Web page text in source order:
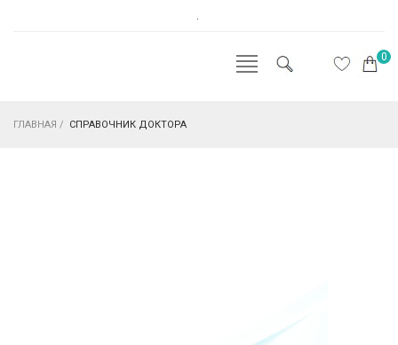
.
0
ГЛАВНАЯ / СПРАВОЧНИК ДОКТОРА